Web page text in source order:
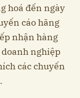
hoá đến ngày
cáo hãng
nhận hàng
nghiệp
các chuyến